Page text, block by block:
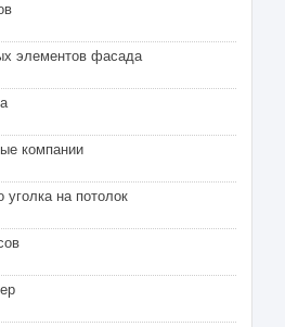
элементов фасада
компании
уголка на потолок